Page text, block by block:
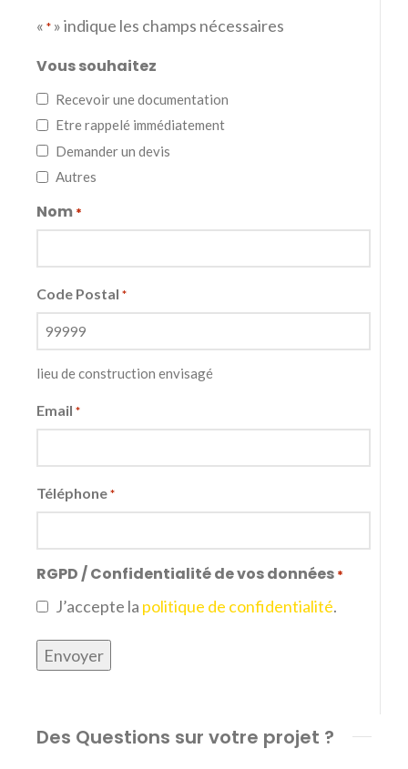
« * » indique les champs nécessaires
Vous souhaitez
Recevoir une documentation
Etre rappelé immédiatement
Demander un devis
Autres
Nom *
Code Postal *
lieu de construction envisagé
Email *
Téléphone *
RGPD / Confidentialité de vos données *
J’accepte la politique de confidentialité.
Envoyer
Des Questions sur votre projet ?